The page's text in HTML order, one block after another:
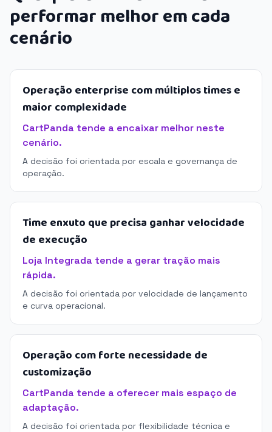
performar melhor em cada
cenário
Operação enterprise com múltiplos times e
maior complexidade
CartPanda tende a encaixar melhor neste
cenário.
A decisão foi orientada por escala e governança de
operação.
Time enxuto que precisa ganhar velocidade
de execução
Loja Integrada tende a gerar tração mais
rápida.
A decisão foi orientada por velocidade de lançamento
e curva operacional.
Operação com forte necessidade de
customização
CartPanda tende a oferecer mais espaço de
adaptação.
A decisão foi orientada por flexibilidade técnica e